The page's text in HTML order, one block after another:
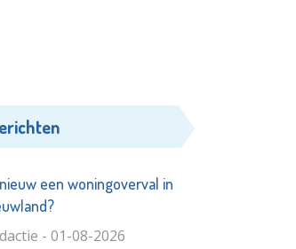
een woningoverval in
- 01-08-2026